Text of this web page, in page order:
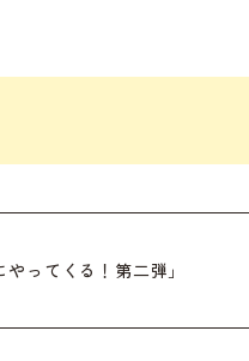
ってくる！第二弾」